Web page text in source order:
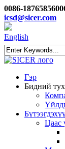
0086-
icsd@sicer.com
English
Гэр
Бидний
Цаас